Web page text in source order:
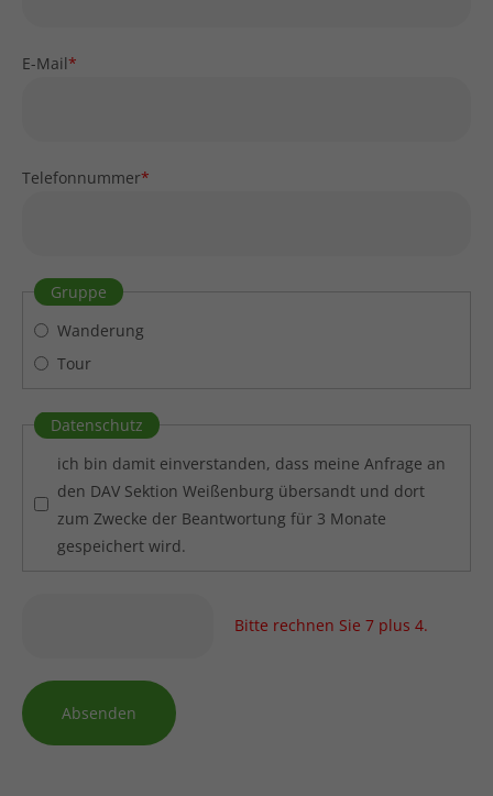
E-Mail*
Telefonnummer*
Gruppe
Wanderung
Tour
Datenschutz
ich bin damit einverstanden, dass meine Anfrage an
den DAV Sektion Weißenburg übersandt und dort
zum Zwecke der Beantwortung für 3 Monate
gespeichert wird.
Bitte rechnen Sie 7 plus 4.
Absenden